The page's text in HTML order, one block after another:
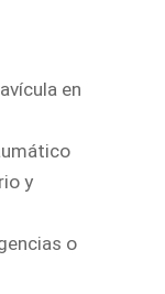
en
y
o